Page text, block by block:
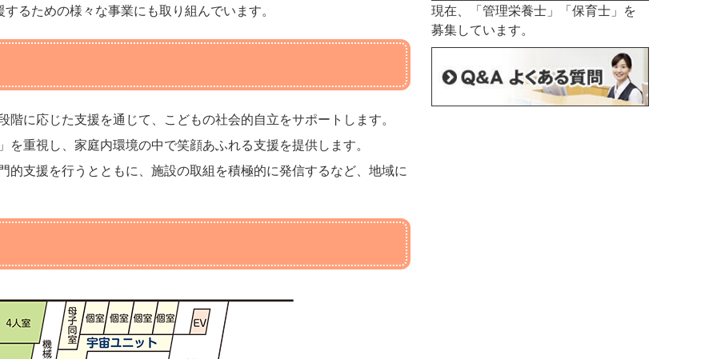
ための様々な事業にも取り組んでいます。
に応じた支援を通じて、こどもの社会的自立をサポートします。
重視し、家庭内環境の中で笑顔あふれる支援を提供します。
的支援を行うとともに、施設の取組を積極的に発信するなど、地域に
現在、「管理栄養士」「保育士」を
募集しています。